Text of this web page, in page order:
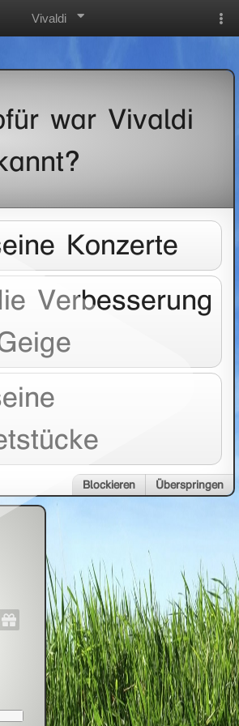
Vivaldi
war Vivaldi
Konzerte
Verbesserung
Blockieren Überspringen